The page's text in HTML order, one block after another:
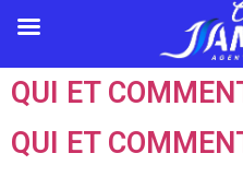
QUI ET
QUI ET